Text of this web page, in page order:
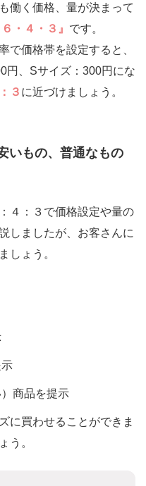
働く価格、量が決まって
・４・３』 です。
で価格帯を設定すると、
円、Sサイズ：300円にな
３ に近づけましょう。
いもの、普通なもの
４：３で価格設定や量の
しましたが、お客さんに
しょう。
商品を提示
に買わせることができま
う。